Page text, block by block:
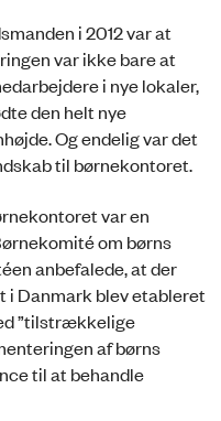
i 2012 var at
var ikke bare at
i nye lokaler,
den helt nye
Og endelig var det
til børnekontoret.
var en
om børns
anbefalede, at der
i Danmark blev etableret
”tilstrækkelige
af børns
til at behandle